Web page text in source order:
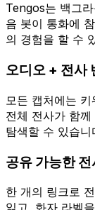
Tengos는 백그
음 봇이 통화에
의 경험을 할 수
오디오 + 전사
모든 캡처에는
전체 전사가 함
탐색할 수 있습니
공유 가능한
한 개의 링크로